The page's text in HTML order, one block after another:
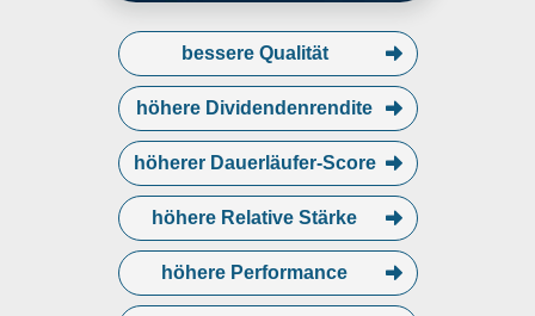
bessere Qualität
höhere Dividendenrendite
höherer Dauerläufer-Score
höhere Relative Stärke
höhere Performance